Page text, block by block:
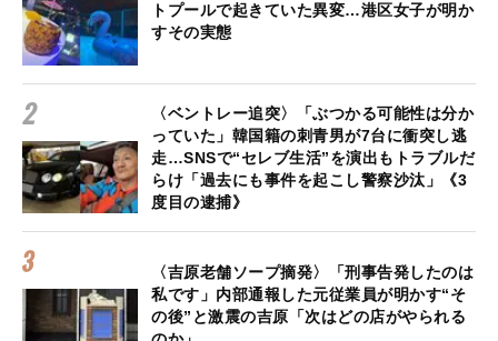
トプールで起きていた異変…港区女子が明か
すその実態
〈ベントレー追突〉「ぶつかる可能性は分か
っていた」韓国籍の刺青男が7台に衝突し逃
走…SNSで“セレブ生活”を演出もトラブルだ
らけ「過去にも事件を起こし警察沙汰」《3
度目の逮捕》
〈吉原老舗ソープ摘発〉「刑事告発したのは
私です」内部通報した元従業員が明かす“そ
の後”と激震の吉原「次はどの店がやられる